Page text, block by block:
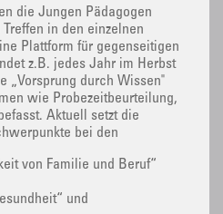
die Jungen Pädagogen
in den einzelnen
Plattform für gegenseitigen
z.B. jedes Jahr im Herbst
„Vorsprung durch Wissen"
wie Probezeitbeurteilung,
Aktuell setzt die
bei den
von Familie und Beruf“
und